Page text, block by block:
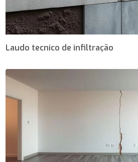
Laudo tecnico de infiltração